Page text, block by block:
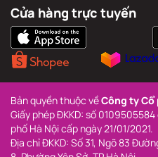
Cửa hàng trực tuyến
Bản quyền thuộc về Công ty Cổ
Giấy phép ĐKKD: số
phố Hà Nội cấp ngày 21/01/2021.
Địa chỉ ĐKKD: Số 31, Ngõ 83